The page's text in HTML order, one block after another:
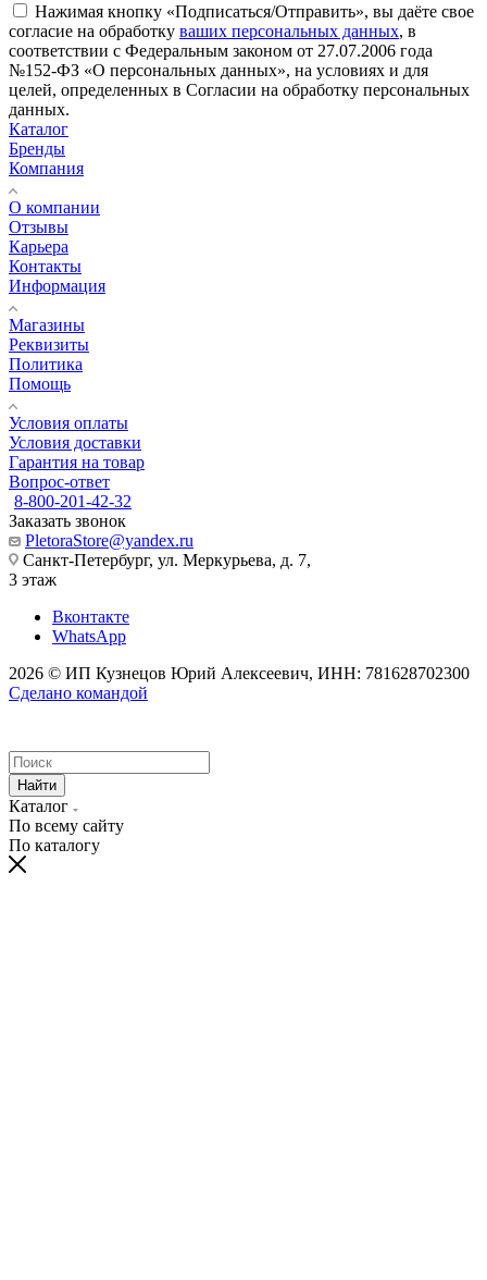
Нажимая кнопку «Подписаться/Отправить», вы даёте свое
согласие на обработку ваших персональных данных, в
соответствии с Федеральным законом от 27.07.2006 года
№152-ФЗ «О персональных данных», на условиях и для
целей, определенных в Согласии на обработку персональных
данных.
Каталог
Бренды
Компания
О компании
Отзывы
Карьера
Контакты
Информация
Магазины
Реквизиты
Политика
Помощь
Условия оплаты
Условия доставки
Гарантия на товар
Вопрос-ответ
8-800-201-42-32
Заказать звонок
PletoraStore@yandex.ru
Санкт-Петербург, ул. Меркурьева, д. 7,
3 этаж
Вконтакте
WhatsApp
2026 © ИП Кузнецов Юрий Алексеевич, ИНН: 781628702300
Сделано командой
Найти
Каталог
По всему сайту
По каталогу